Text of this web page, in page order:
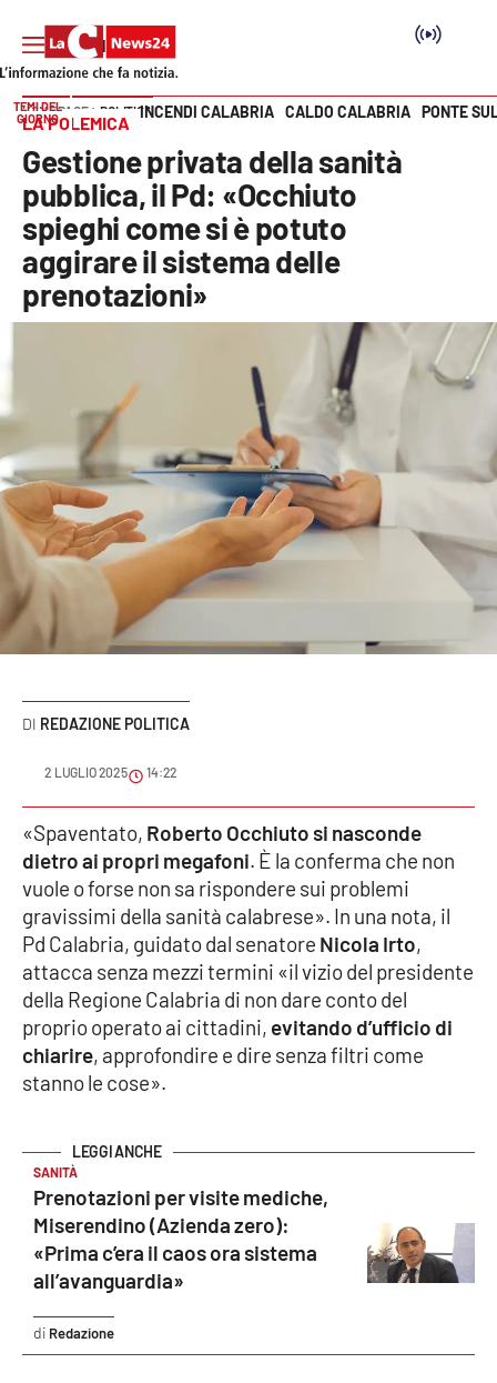
SEZIONI
Cronaca
Politica
Economia e lavoro
Italia Mondo
Sanità
Sport
Cultura
VIDEO
Ambiente
Cronaca
Cultura
Politica
Sanità
Società
Sport
Vai
TEMI DEL
GIORNO
INCENDI CALABRIA CALDO CALABRIA PONTE
HOME PAGE POLITICA
LA POLEMICA
Gestione privata della sanità
pubblica, il Pd: «Occhiuto
spieghi come si è potuto
aggirare il sistema delle
prenotazioni»
REDAZIONE POLITICA
2 LUGLIO 2025 14:22
«Spaventato, Roberto Occhiuto si nasconde
dietro ai propri megafoni. È la conferma che non
vuole o forse non sa rispondere sui problemi
gravissimi della sanità calabrese». In una nota, il
Pd Calabria, guidato dal senatore Nicola Irto,
attacca senza mezzi termini «il vizio del presidente
della Regione Calabria di non dare conto del
proprio operato ai cittadini, evitando d’ufficio di
chiarire, approfondire e dire senza filtri come
stanno le cose».
SANITÀ
Prenotazioni per visite mediche,
Miserendino (Azienda zero):
«Prima c’era il caos ora sistema
all’avanguardia»
Redazione